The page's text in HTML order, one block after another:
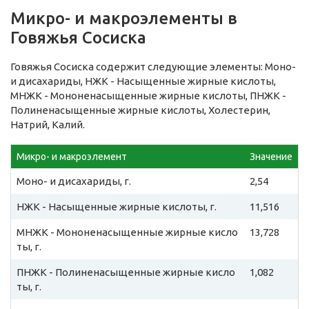
Микро- и макроэлементы в
Говяжья Сосиска
Говяжья Сосиска содержит следующие элементы: Моно-
и дисахариды, НЖК - Насыщенные жирные кислоты,
МНЖК - Мононенасыщенные жирные кислоты, ПНЖК -
Полиненасыщенные жирные кислоты, Холестерин,
Натрий, Калий.
Микро- и макроэлемент Значение
Моно- и дисахариды, г. 2,54
НЖК - Насыщенные жирные кислоты, г. 11,516
МНЖК - Мононенасыщенные жирные кисло
ты, г.
13,728
ПНЖК - Полиненасыщенные жирные кисло
ты, г.
1,082